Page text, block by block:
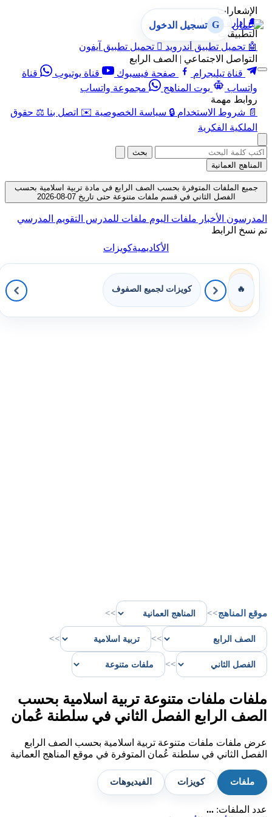
الإشعارات
🔔 إدارة الإشعارات
التطبيقات
🤖 تحميل تطبيق أندرويد  تحميل تطبيق آيفون
التواصل الاجتماعي | الصف الرابع
قناة تيليجرام
صفحة فيسبوك قناة يوتيوب
قناة
واتساب
بوت المناهج
مجموعة واتساب
روابط مهمة
📄 شروط الاستخدام 🔒 سياسة الخصوصية ✉️ اتصل بنا ⚖️ حقوق
الملكية الفكرية
G تسجيل الدخول
بحث
المناهج العمانية
جميع الملفات المتوفرة بحسب الصف الرابع في مادة تربية اسلامية بحسب
الفصل الثاني في قسم ملفات متنوعة حتى تاريخ 07-08-2026
المدرسون الأخبار ملفات اليوم ملفات للمدرس التقويم المدرسي
تم نسخ الرابط
الأكاديميةكويزات
🔥 كويزات لجميع الصفوف
موقع المناهج>>
>>
>>
>>
>>
ملفات ملفات متنوعة تربية اسلامية بحسب
الصف الرابع الفصل الثاني في سلطنة عُمان
عرض ملفات ملفات متنوعة تربية اسلامية بحسب الصف الرابع
الفصل الثاني في سلطنة عُمان المتوفرة في موقع المناهج العمانية
ملفات كويزات الفيديوهات
عدد الملفات: ...